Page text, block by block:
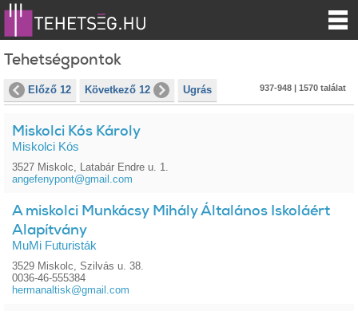
Tehetségpontok
Előző 12 Következő 12 Ugrás 937-948 | 1570 találat
Miskolci Kós Károly
Miskolci Kós
3527 Miskolc, Latabár Endre u. 1.
angefenypont@gmail.com
A miskolci Munkácsy Mihály Általános Iskoláért
Alapítvány
MuMi Futuristák
3529 Miskolc, Szilvás u. 38.
0036-46-555384
hermanaltisk@gmail.com